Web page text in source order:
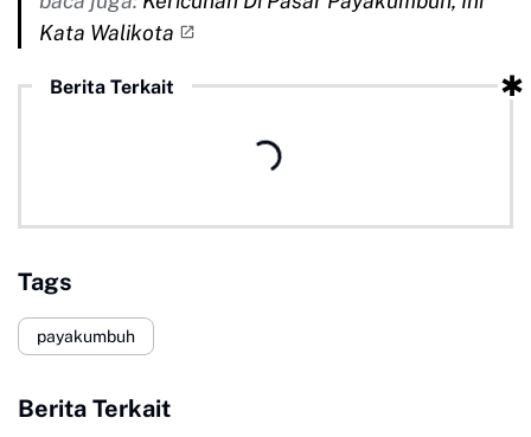
Kata Walikota
Berita Terkait
Tags
payakumbuh
Berita Terkait